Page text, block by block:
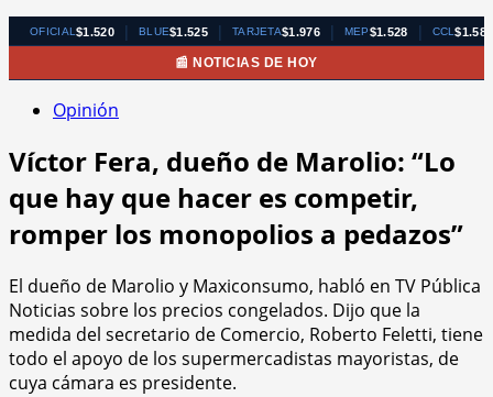
OFICIAL$1.520 | BLUE$1.525 | TARJETA$1.976 | MEP$1.528 | CCL$1.581
📰 NOTICIAS DE HOY
Opinión
Víctor Fera, dueño de Marolio: “Lo
que hay que hacer es competir,
romper los monopolios a pedazos”
El dueño de Marolio y Maxiconsumo, habló en TV Pública
Noticias sobre los precios congelados. Dijo que la
medida del secretario de Comercio, Roberto Feletti, tiene
todo el apoyo de los supermercadistas mayoristas, de
cuya cámara es presidente.